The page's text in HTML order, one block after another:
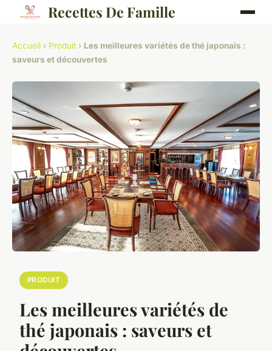
Recettes De Famille
Accueil › Produit › Les meilleures variétés de thé japonais :
saveurs et découvertes
PRODUIT
Les meilleures variétés de
thé japonais : saveurs et